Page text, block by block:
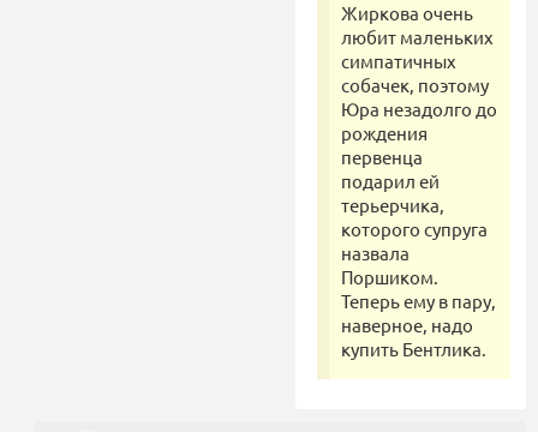
Жиркова очень
любит маленьких
симпатичных
собачек, поэтому
Юра незадолго до
рождения
первенца
подарил ей
терьерчика,
которого супруга
назвала
Поршиком.
Теперь ему в пару,
наверное, надо
купить Бентлика.